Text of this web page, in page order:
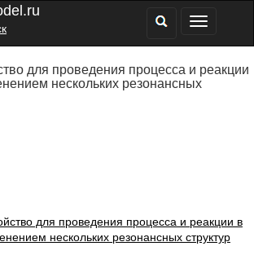
для проведения процесса и реакции
нескольких резонансных